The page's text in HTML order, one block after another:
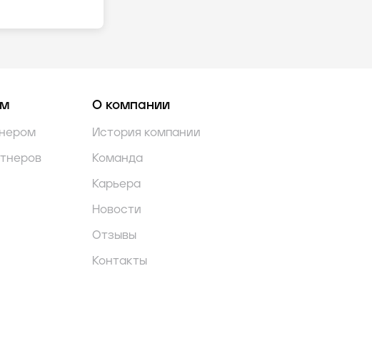
О компании
История компании
Команда
Карьера
Новости
Отзывы
Контакты